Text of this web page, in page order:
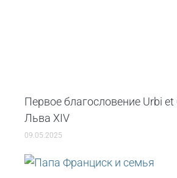
Первое благословение Urbi
Льва XIV
09.05.2025